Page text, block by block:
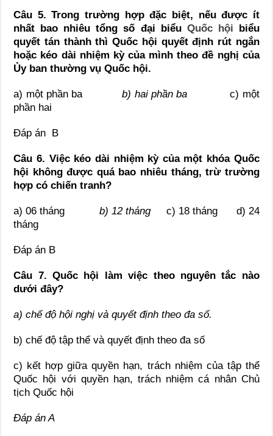
Câu 5. Trong trường hợp đặc biệt, nếu được ít
nhất bao nhiêu tổng số đại biểu Quốc hội biểu
quyết tán thành thì Quốc hội quyết định rút ngắn
hoặc kéo dài nhiệm kỳ của mìnhtheo đề nghị của
Ủy ban thường vụ Quốc hội.
a) một phần bab) hai phần bac) một
phần hai
Đáp án B
Câu 6. Việc kéo dài nhiệm kỳ của một khóa Quốc
hội không được quá bao nhiêu tháng, trừ trường
hợp có chiến tranh?
a) 06 tháng b) 12 tháng c) 18 tháng d) 24
tháng
Đáp án B
Câu 7. Quốc hội làm việc theonguyên tắc nào
dưới đây?
a) chế độ hội nghị và quyết định theo đa số.
b) chế độ tập thể và quyết định theo đa số
c) kết hợp giữa quyền hạn, trách nhiệm của tập thể
Quốc hội với quyền hạn, trách nhiệm cá nhân Chủ
tịch Quốc hội
Đáp án A